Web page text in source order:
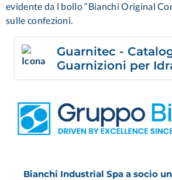
evidente da l bollo “Bianchi Original
sulle confezioni.
Guarnitec -
Guarnizioni per
Bianchi Industrial Spa a socio